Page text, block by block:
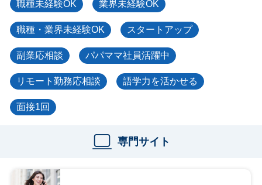
職種未経験OK 業界未経験OK
職種・業界未経験OK スタートアップ
副業応相談 パパママ社員活躍中
リモート勤務応相談 語学力を活かせる
面接1回
専門サイト